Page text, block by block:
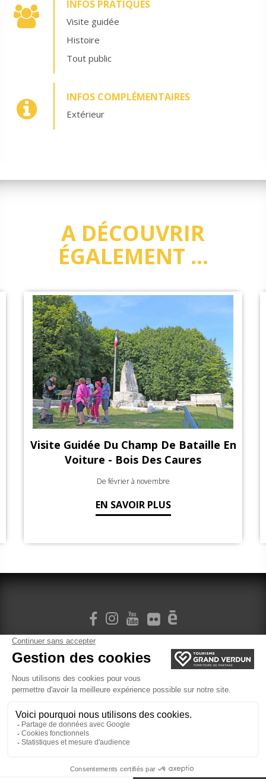
INFOS PRATIQUES
Visite guidée
Histoire
Tout public
INFOS COMPLÉMENTAIRES
Extérieur
A DÉCOUVRIR
ÉGALEMENT ...
Visite Guidée Du Champ De Bataille En
Voiture - Bois Des Caures
De février à novembre
EN SAVOIR PLUS
Mentions légales Billetterie Site réalisé par l'Agence